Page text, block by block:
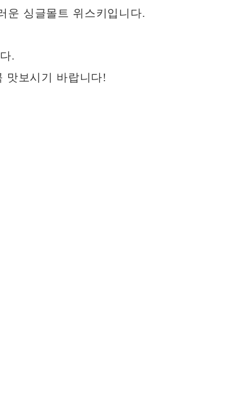
운 싱글몰트 위스키입니다.
.
맛보시기 바랍니다!